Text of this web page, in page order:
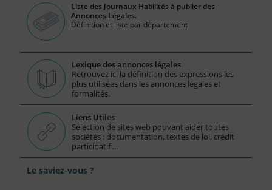
Liste des Journaux Habilités à publier des
Annonces Légales.
Définition et liste par département
Lexique des annonces légales
Retrouvez ici la définition des expressions les
plus utilisées dans les annonces légales et
formalités.
Liens Utiles
Sélection de sites web pouvant aider toutes
sociétés : documentation, textes de loi, crédit
participatif ...
Le saviez-vous ?